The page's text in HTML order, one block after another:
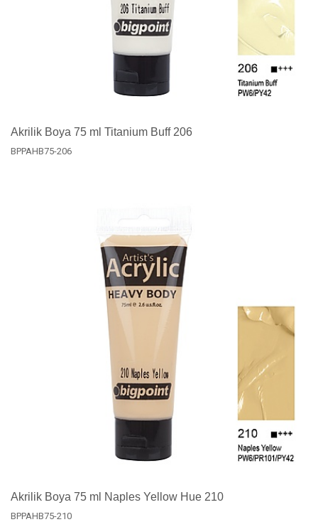
Akrilik Boya 75 ml Titanium Buff 206
BPPAHB75-206
Akrilik Boya 75 ml Naples Yellow Hue 210
BPPAHB75-210